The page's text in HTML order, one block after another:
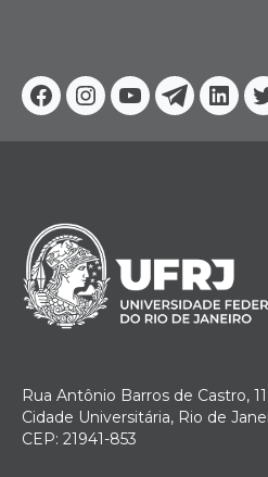
Facebook
Instagram
Youtube
Rua Antônio Barros de Castro,
Cidade Universitária, Rio de
CEP: 21941-853